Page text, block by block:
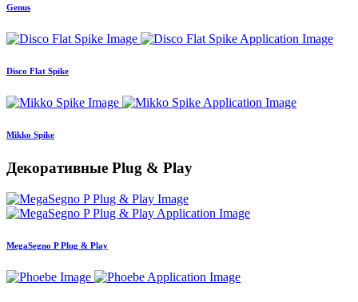
Genus
Disco Flat Spike
Mikko Spike
Декоративные Plug & Play
MegaSegno P Plug & Play